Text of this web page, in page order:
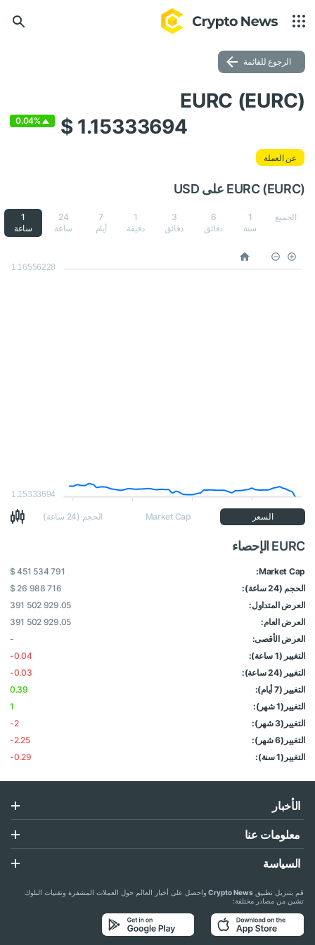
الرجوع للقائمة
EURC (EURC)
$ 1.15333694
0.04%
عن العملة
EURC (EURC) على USD
الجميع
1
سنة
6
دقائق
3
دقائق
دقيقة
7
أيام
24
ساعة
1
ساعة
1.16556228
1.15333694
السعر Market Cap الحجم (24 ساعة)
EURC الإحصاء
Market Cap:
$ 451 534 791
الحجم (24 ساعة):
$ 26 988 716
العرض المتداول:
391 502 929.05
العرض العام:
391 502 929.05
العرض الأقصى:
-
التغيير (1 ساعة):
-0.04
التغيير (24 ساعة):
-0.03
التغيير (7 أيام):
0.39
التغيير(1 شهر):
1
التغيير(3 شهر):
-2
التغيير(6 شهر):
-2.25
التغيير(1 سنة):
-0.29
الأخبار
معلومات عنا
السياسة
قم بتنزيل تطبيق Crypto Newsواحصل على أخبار العالم حول العملات المشفرة وتقنيات البلوك
تشين من مصادر مختلفة: